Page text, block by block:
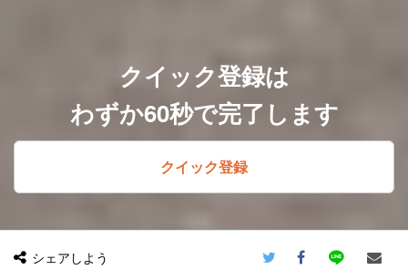
として、プロジェクトの管理・進行をお任
せします。
・メンバーのアサイン調整
・お客様とのスケジュール調整
・進捗確認と報告 など
忙期が明確でメリハリをつけて働けます。
どプライベートとの両立も可能です。
クイック登録は
わずか60秒で完了します
クイック登録
シェアしよう